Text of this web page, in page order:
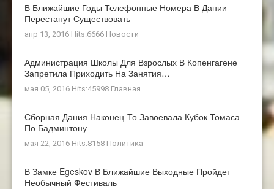
В Ближайшие Годы Телефонные Номера В Дании
Перестанут Существовать
апр 13, 2016 Hits:6666 Новости
Администрация Школы Для Взрослых В Копенгагене
Запретила Приходить На Занятия…
мая 05, 2016 Hits:45998 Главная
Сборная Дания Наконец-То Завоевала Кубок Томаса
По Бадминтону
мая 22, 2016 Hits:8158 Политика
В Замке Egeskov В Ближайшие Выходные Пройдет
Необычный Фестиваль